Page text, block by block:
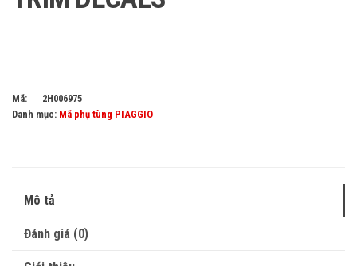
Mã:
2H006975
Danh mục: Mã phụ tùng PIAGGIO
Mô tả
Đánh giá (0)